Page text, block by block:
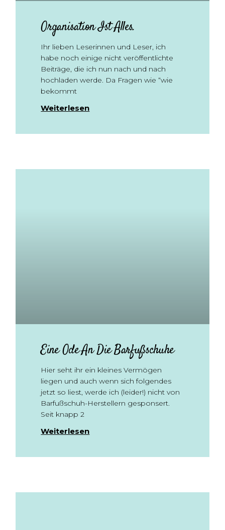
Organisation Ist Alles.
Ihr lieben Leserinnen und Leser, ich
habe noch einige nicht veröffentlichte
Beiträge, die ich nun nach und nach
hochladen werde. Da Fragen wie “wie
bekommt
Weiterlesen
Eine Ode An Die Barfußschuhe
Hier seht ihr ein kleines Vermögen
liegen und auch wenn sich folgendes
jetzt so liest, werde ich (leider!) nicht von
Barfußschuh-Herstellern gesponsert.
Seit knapp 2
Weiterlesen